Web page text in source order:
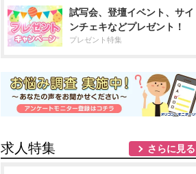
試写会、登壇イベント、サイ
ンチェキなどプレゼント！
プレゼント特集
求人特集 さらに見る